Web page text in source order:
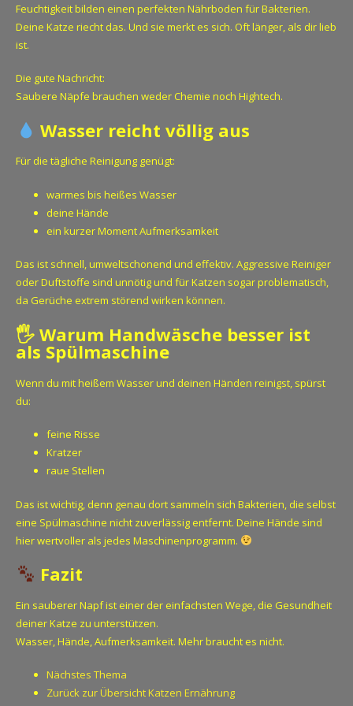
Feuchtigkeit bilden einen perfekten Nährboden für Bakterien.
Deine Katze riecht das. Und sie merkt es sich. Oft länger, als dir lieb
ist.
Die gute Nachricht:
Saubere Näpfe brauchen weder Chemie noch Hightech.
Wasser reicht völlig aus
Für die tägliche Reinigung genügt:
warmes bis heißes Wasser
deine Hände
ein kurzer Moment Aufmerksamkeit
Das ist schnell, umweltschonend und effektiv. Aggressive Reiniger
oder Duftstoffe sind unnötig und für Katzen sogar problematisch,
da Gerüche extrem störend wirken können.
🖐️ Warum Handwäsche besser ist
als Spülmaschine
Wenn du mit heißem Wasser und deinen Händen reinigst, spürst
du:
feine Risse
Kratzer
raue Stellen
Das ist wichtig, denn genau dort sammeln sich Bakterien, die selbst
eine Spülmaschine nicht zuverlässig entfernt. Deine Hände sind
hier wertvoller als jedes Maschinenprogramm.
Fazit
Ein sauberer Napf ist einer der einfachsten Wege, die Gesundheit
deiner Katze zu unterstützen.
Wasser, Hände, Aufmerksamkeit. Mehr braucht es nicht.
Nächstes Thema
Zurück zur Übersicht Katzen Ernährung